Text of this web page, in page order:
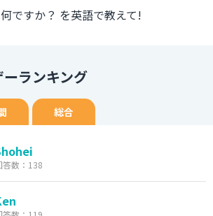
ですか？ を英語で教えて!
ランキング
総合
答数：138